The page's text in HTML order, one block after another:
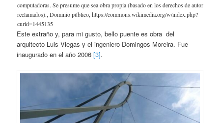
computadoras. Se presume que sea obra propia (basado en los derechos de autor
reclamados)., Dominio público, https://commons.wikimedia.org/w/index.php?
curid=1445135
Este extraño y, para mi gusto, bello puente es obra del
arquitecto Luis Viegas y el ingeniero Domingos Moreira. Fue
inaugurado en el año 2006 [3].